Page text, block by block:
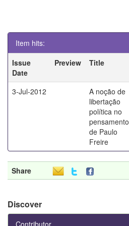
Item hits:
Issue
Date
Preview Title
3-Jul-2012
A noção de
libertação
política no
pensamento
de Paulo
Freire
Share
Discover
Contributor